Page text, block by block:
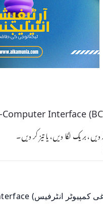
بریک لگا دیں، یا تیز کر دیں۔